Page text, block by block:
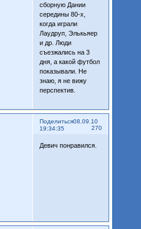
сборную Дании
середины 80-х,
когда играли
Лаудруп, Элькьяер
и др. Люди
съезжались на 3
дня, а какой футбол
показывали. Не
знаю, я не вижу
перспектив.
Поделиться
270
08.09.10
19:34:35
Девич понравился.